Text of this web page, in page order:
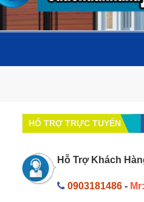
HỔ TRỢ TRỰC TUYẾN
Hỗ Trợ Khách
0903181486 -